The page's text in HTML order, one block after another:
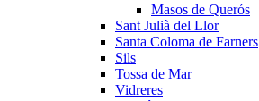
Masos de Querós
Sant Julià del Llor
Santa Coloma de Farners
Sils
Tossa de Mar
Vidreres